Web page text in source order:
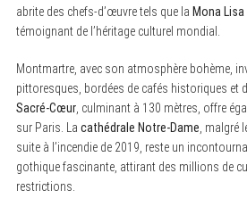
abrite des chefs-d’œuvre tels que la Mona Lisa
témoignant de l’héritage culturel mondial.
Montmartre, avec son atmosphère bohème,
pittoresques, bordées de cafés historiques et
Sacré-Cœur, culminant à 130 mètres, offre
sur Paris. La cathédrale Notre-Dame ,
suite à l’incendie de 2019, reste un
gothique fascinante, attirant des millions de
restrictions.